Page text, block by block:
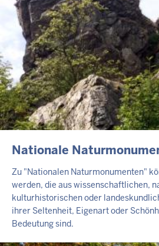
INHALTSSEITE
Nationale
Zu "Nationalen Naturmonumenten"
werden, die aus wissenschaftlichen,
kulturhistorischen oder
ihrer Seltenheit, Eigenart oder
Bedeutung sind.